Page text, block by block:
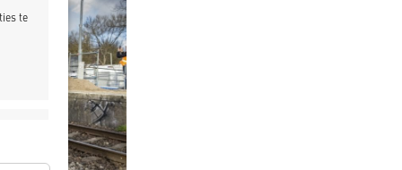
te